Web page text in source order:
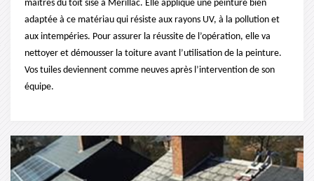
maîtres du toit sise à Merillac. Elle applique une peinture bien
adaptée à ce matériau qui résiste aux rayons UV, à la pollution et
aux intempéries. Pour assurer la réussite de l’opération, elle va
nettoyer et démousser la toiture avant l’utilisation de la peinture.
Vos tuiles deviennent comme neuves après l’intervention de son
équipe.